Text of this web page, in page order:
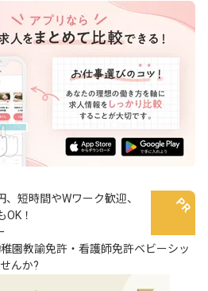
短時間やWワーク歓迎、
OK！
園教諭免許・看護師免許ベビーシッ
んか?